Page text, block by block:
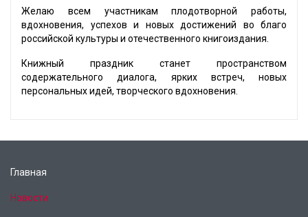
Желаю всем участникам плодотворной работы,
вдохновения, успехов и новых достижений во благо
российской культуры и отечественного книгоиздания.
Книжный праздник станет пространством
содержательного диалога, ярких встреч, новых
персональных идей, творческого вдохновения.
Главная
Новости